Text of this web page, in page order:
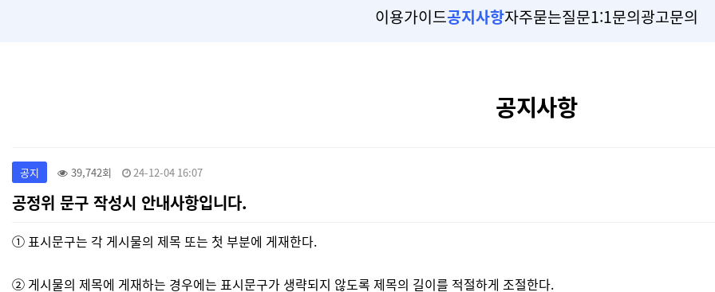
이용가이드공지사항자주묻는질문1:1문의광고문의
공지사항
공지 39,742회 24-12-04 16:07
공정위 문구 작성시 안내사항입니다.
① 표시문구는 각 게시물의 제목 또는 첫 부분에 게재한다.
② 게시물의 제목에 게재하는 경우에는 표시문구가 생략되지 않도록 제목의 길이를 적절하게 조절한다.